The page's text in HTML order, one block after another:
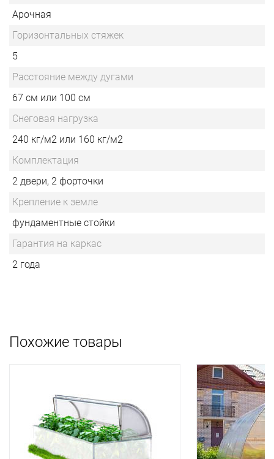
Арочная
Горизонтальных стяжек
5
Расстояние между дугами
67 см или 100 см
Снеговая нагрузка
240 кг/м2 или 160 кг/м2
Комплектация
2 двери, 2 форточки
Крепление к земле
фундаментные стойки
Гарантия на каркас
2 года
Похожие товары